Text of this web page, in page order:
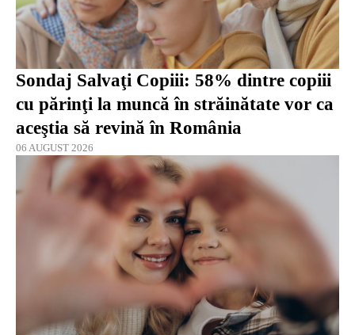
Sondaj Salvaţi Copiii: 58% dintre copiii
cu părinţi la muncă în străinătate vor ca
aceştia să revină în România
06 AUGUST 2026